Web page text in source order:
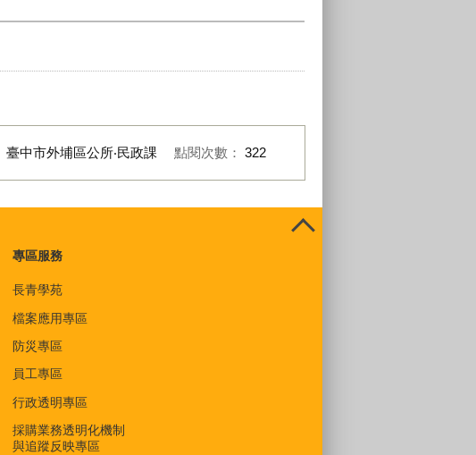
臺中市外埔區公所‧民政課 點閱次數： 322
專區服務
長青學苑
檔案應用專區
防災專區
員工專區
行政透明專區
採購業務透明化機制
與追蹤反映專區